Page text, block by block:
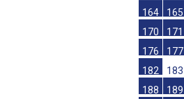
164
165
170
171
176
177
182
183
188
189